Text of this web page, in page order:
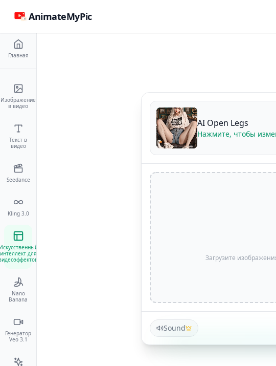
AnimateMyPic
Главная
Изображение
в видео
Текст в
видео
Seedance
Kling 3.0
интеллект для
Nano
Banana
Генератор
Veo 3.1
AI Open Legs
Нажмите, чтобы
Загрузите
Sound